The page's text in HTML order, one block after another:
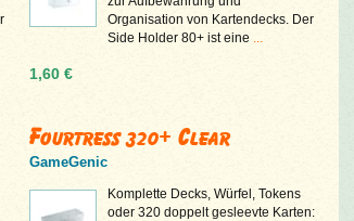
Organisation von Kartendecks. Der
Side Holder 80+ ist eine ...
1,60 €
Fourtress 320+ Clear
GameGenic
Komplette Decks, Würfel, Tokens
oder 320 doppelt gesleevte Karten: